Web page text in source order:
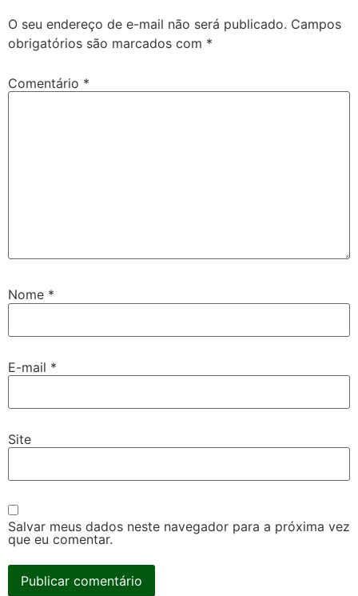
O seu endereço de e-mail não será publicado. Campos
obrigatórios são marcados com *
Comentário *
Nome *
E-mail *
Site
Salvar meus dados neste navegador para a próxima vez
que eu comentar.